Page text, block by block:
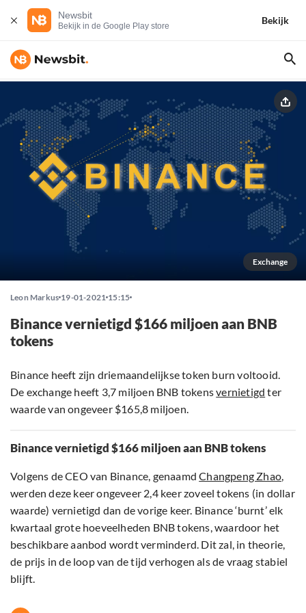
Newsbit
Bekijk in de Google Play store
Bekijk
Exchange
Leon Markus 19-01-2021 15:15
Binance vernietigd $166 miljoen aan BNB
tokens
Binance heeft zijn driemaandelijkse token burn voltooid.
De exchange heeft 3,7 miljoen BNB tokensvernietigd ter
waarde van ongeveer $165,8 miljoen.
Binance vernietigd $166 miljoen aan BNB tokens
Volgens de CEO van Binance, genaamdChangpeng Zhao,
werden deze keer ongeveer 2,4 keer zoveel tokens (in dollar
waarde) vernietigd dan de vorige keer. Binance ‘burnt’ elk
kwartaal grote hoeveelheden BNB tokens, waardoor het
beschikbare aanbod wordt verminderd. Dit zal, in theorie,
de prijs in de loop van de tijd verhogen als de vraag stabiel
blijft.